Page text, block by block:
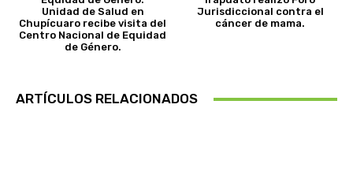
Unidad de Salud en
Chupícuaro recibe visita del
Centro Nacional de Equidad
de Género.
Jurisdiccional contra el
cáncer de mama.
ARTÍCULOS RELACIONADOS